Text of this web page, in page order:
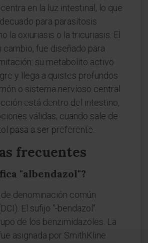
en la luz intestinal, lo que
para parasitosis
la oxiuriasis o la tricuriasis. El
cambio, fue diseñado para
su metabolito activo
y llega a quistes profundos
o sistema nervioso central.
está dentro del intestino,
válidas; cuando sale de
pasa a ser preferente.
frecuentes
"albendazol"?
denominación común
El sufijo "-bendazol"
de los benzimidazoles. La
asignada por SmithKline